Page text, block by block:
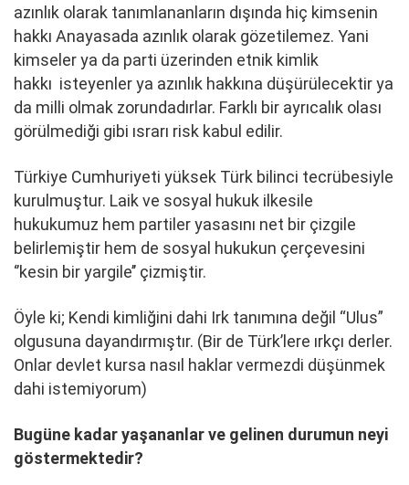
azınlık olarak tanımlananların dışında hiç kimsenin
hakkı Anayasada azınlık olarak gözetilemez. Yani
kimseler ya da parti üzerinden etnik kimlik
hakkı isteyenler ya azınlık hakkına düşürülecektir ya
da milli olmak zorundadırlar. Farklı bir ayrıcalık olası
görülmediği gibi ısrarı risk kabul edilir.
Türkiye Cumhuriyeti yüksek Türk bilinci tecrübesiyle
kurulmuştur. Laik ve sosyal hukuk ilkesile
hukukumuz hem partiler yasasını net bir çizgile
belirlemiştir hem de sosyal hukukun çerçevesini
‘’kesin bir yargile’’ çizmiştir.
Öyle ki; Kendi kimliğini dahi Irk tanımına değil “Ulus”
olgusuna dayandırmıştır. (Bir de Türk’lere ırkçı derler.
Onlar devlet kursa nasıl haklar vermezdi düşünmek
dahi istemiyorum)
Bugüne kadar yaşananlar ve gelinen durumun neyi
göstermektedir?